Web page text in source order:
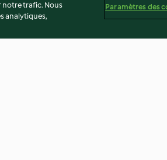
notre trafic. Nous
analytiques,
Paramètres des